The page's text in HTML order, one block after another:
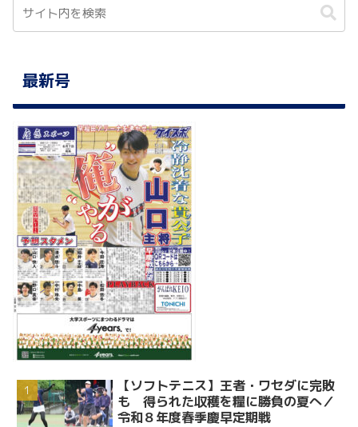
最新号
【ソフトテニス】王者・ワセダに完敗
も 得られた収穫を糧に勝負の夏へ／
令和８年度春季慶早定期戦